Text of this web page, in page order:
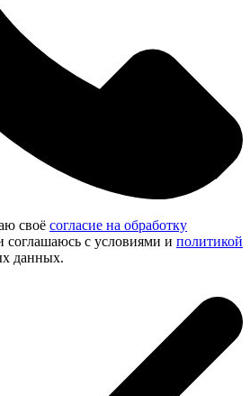
своё согласие на обработку
с условиями и политикой
данных.